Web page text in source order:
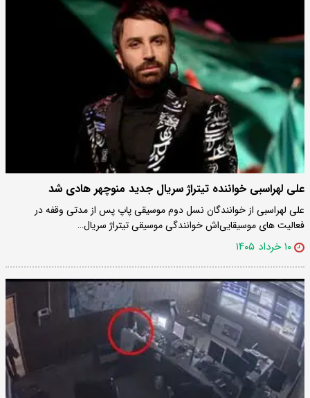
علی لهراسبی خواننده تیتراژ سریال جدید منوچهر هادی شد
علی لهراسبی از خوانندگان نسل دوم موسیقی پاپ پس از مدتی وقفه در
فعالیت های موسیقایی‌اش خوانندگی موسیقی تیتراژ سریال…
۱۰ خرداد ۱۴۰۵